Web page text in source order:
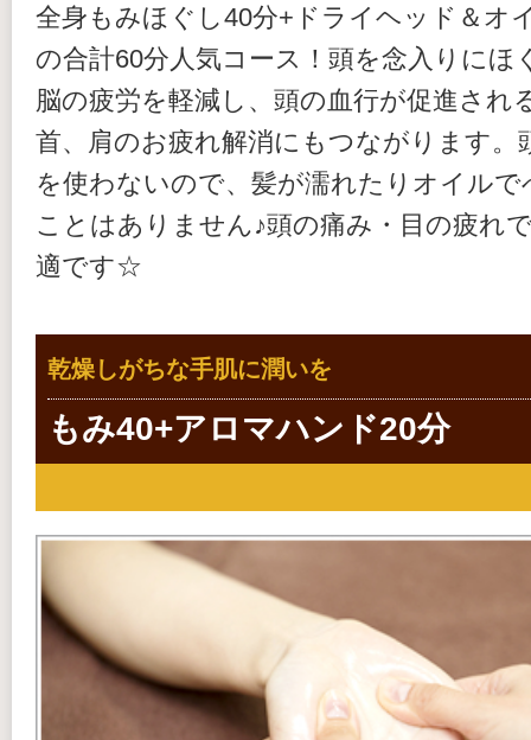
全身もみほぐし40分+ドライヘッド＆オ
の合計60分人気コース！頭を念入りにほ
脳の疲労を軽減し、頭の血行が促進され
首、肩のお疲れ解消にもつながります。
を使わないので、髪が濡れたりオイル
ことはありません♪頭の痛み・目の疲れ
適です☆
乾燥しがちな手肌に潤いを
もみ40+アロマハンド20分